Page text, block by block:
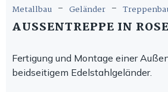
Metallbau - Geländer -
AUSSENTREPPE IN
Fertigung und Montage einer
beidseitigem Edelstahlgeländer.